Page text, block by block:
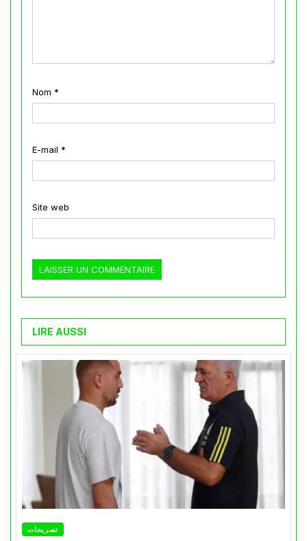
Nom *
E-mail *
Site web
LIRE AUSSI
تصريحات